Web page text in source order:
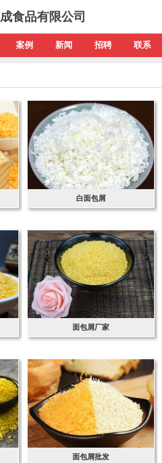
食品有限公司
案例 新闻 招聘 联系
白面包屑
面包屑厂家
面包屑批发